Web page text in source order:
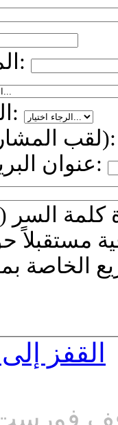
المجال المهني:
اللغة المفضلة:
لقب المشارك (الشيفرة):
عنوان البريد الإلكتروني:
مستقبلاً
القفز